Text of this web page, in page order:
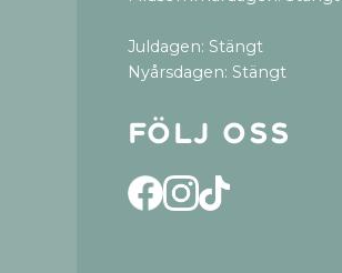
Juldagen: Stängt
Nyårsdagen: Stängt
Följ oss